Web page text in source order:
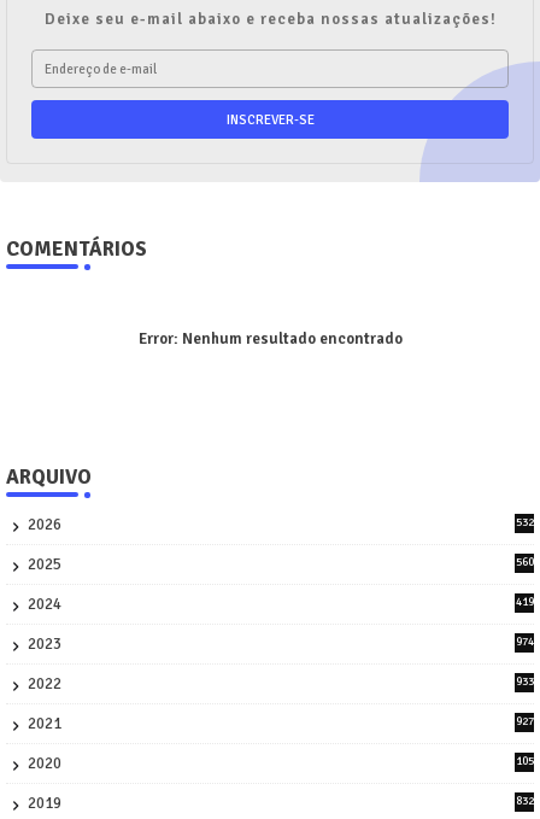
Deixe seu e-mail abaixo e receba nossas atualizações!
COMENTÁRIOS
Error: Nenhum resultado encontrado
ARQUIVO
2026
532
2025
560
2024
419
2023
974
2022
933
2021
927
2020
105
2019
832